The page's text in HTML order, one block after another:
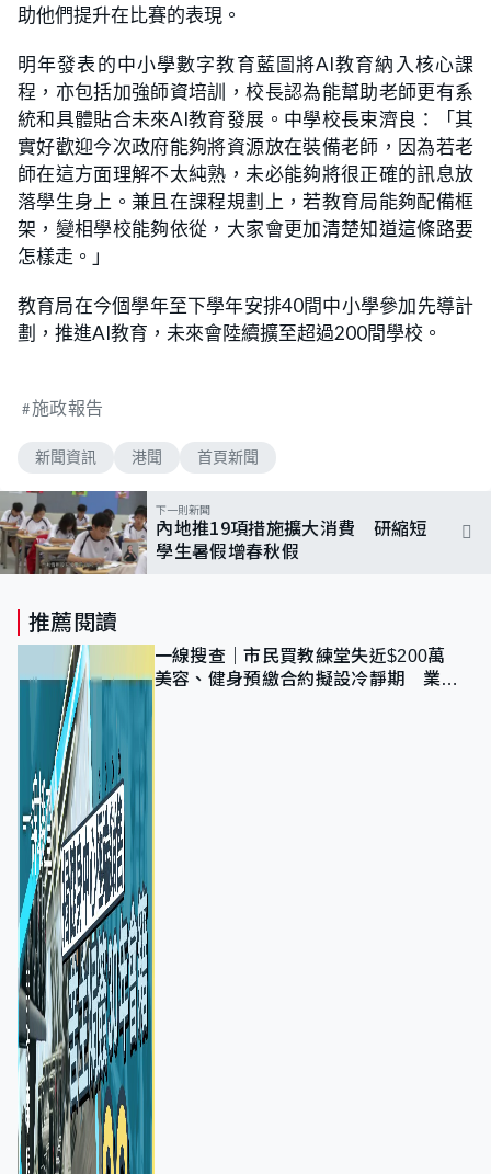
助他們提升在比賽的表現。
明年發表的中小學數字教育藍圖將AI教育納入核心課
程，亦包括加強師資培訓，校長認為能幫助老師更有系
統和具體貼合未來AI教育發展。中學校長束濟良：「其
實好歡迎今次政府能夠將資源放在裝備老師，因為若老
師在這方面理解不太純熟，未必能夠將很正確的訊息放
落學生身上。兼且在課程規劃上，若教育局能夠配備框
架，變相學校能夠依從，大家會更加清楚知道這條路要
怎樣走。」
教育局在今個學年至下學年安排40間中小學參加先導計
劃，推進AI教育，未來會陸續擴至超過200間學校。
施政報告
新聞資訊 港聞 首頁新聞
下一則新聞
內地推19項措施擴大消費 研縮短
學生暑假增春秋假
推薦閱讀
一線搜查｜市民買教練堂失近$200萬
美容、健身預繳合約擬設冷靜期 業界